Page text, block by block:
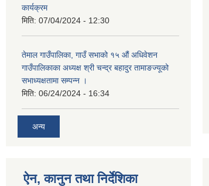
कार्यक्रम
मिति: 07/04/2024 - 12:30
तेमाल गाउँपालिका, गाउँ सभाको १५ औं अधिवेशन
गाउँपालिकाका अध्यक्ष श्री चन्द्र बहादुर तामाङज्यूको
सभाध्यक्षतामा सम्पन्न ।
मिति: 06/24/2024 - 16:34
अन्य
ऐन, कानुन तथा निर्देशिका